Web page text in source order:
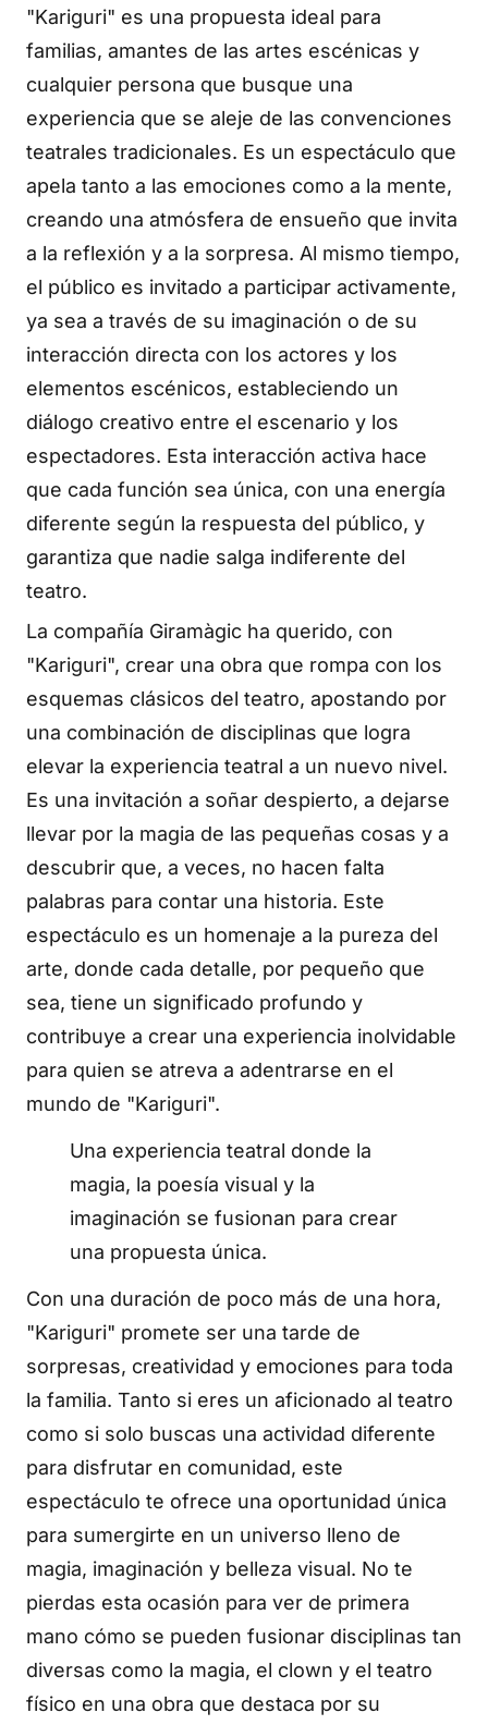
"Kariguri" es una propuesta ideal para
familias, amantes de las artes escénicas y
cualquier persona que busque una
experiencia que se aleje de las convenciones
teatrales tradicionales. Es un espectáculo que
apela tanto a las emociones como a la mente,
creando una atmósfera de ensueño que invita
a la reflexión y a la sorpresa. Al mismo tiempo,
el público es invitado a participar activamente,
ya sea a través de su imaginación o de su
interacción directa con los actores y los
elementos escénicos, estableciendo un
diálogo creativo entre el escenario y los
espectadores. Esta interacción activa hace
que cada función sea única, con una energía
diferente según la respuesta del público, y
garantiza que nadie salga indiferente del
teatro.
La compañía Giramàgic ha querido, con
"Kariguri", crear una obra que rompa con los
esquemas clásicos del teatro, apostando por
una combinación de disciplinas que logra
elevar la experiencia teatral a un nuevo nivel.
Es una invitación a soñar despierto, a dejarse
llevar por la magia de las pequeñas cosas y a
descubrir que, a veces, no hacen falta
palabras para contar una historia. Este
espectáculo es un homenaje a la pureza del
arte, donde cada detalle, por pequeño que
sea, tiene un significado profundo y
contribuye a crear una experiencia inolvidable
para quien se atreva a adentrarse en el
mundo de "Kariguri".
Una experiencia teatral donde la
magia, la poesía visual y la
imaginación se fusionan para crear
una propuesta única.
Con una duración de poco más de una hora,
"Kariguri" promete ser una tarde de
sorpresas, creatividad y emociones para toda
la familia. Tanto si eres un aficionado al teatro
como si solo buscas una actividad diferente
para disfrutar en comunidad, este
espectáculo te ofrece una oportunidad única
para sumergirte en un universo lleno de
magia, imaginación y belleza visual. No te
pierdas esta ocasión para ver de primera
mano cómo se pueden fusionar disciplinas tan
diversas como la magia, el clown y el teatro
físico en una obra que destaca por su